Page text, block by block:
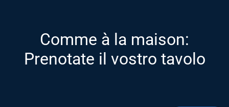
Comme à la maison:
Prenotate il vostro tavolo